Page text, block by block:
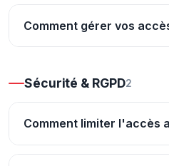
Comment gérer vos
Sécurité & RGPD2
Comment limiter l'accès